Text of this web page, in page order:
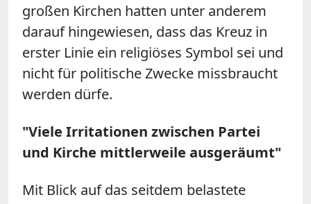
großen Kirchen hatten unter anderem
darauf hingewiesen, dass das Kreuz in
erster Linie ein religiöses Symbol sei und
nicht für politische Zwecke missbraucht
werden dürfe.
"Viele Irritationen zwischen Partei
und Kirche mittlerweile ausgeräumt"
Mit Blick auf das seitdem belastete